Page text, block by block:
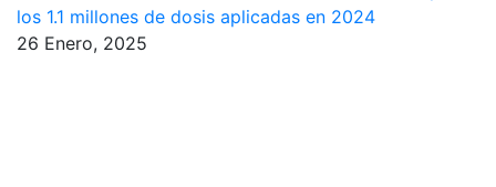
los 1.1 millones de dosis aplicadas en 2024
26 Enero, 2025